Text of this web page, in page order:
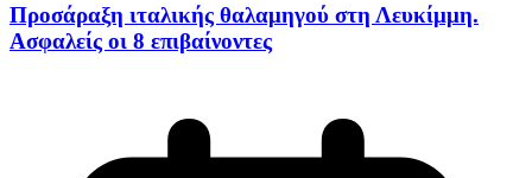
Προσάραξη ιταλικής θαλαμηγού στη Λευκίμμη.
Ασφαλείς οι 8 επιβαίνοντες